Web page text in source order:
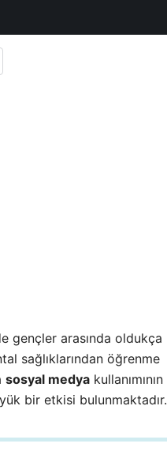
gençler arasında oldukça
sağlıklarından öğrenme
sosyal medya kullanımının
bir etkisi bulunmaktadır.